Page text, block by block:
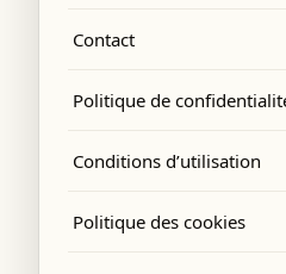
qu'elle recevait des soins
laisse derrière elle
Contact
Politique de
Conditions d’utilisation
Politique des cookies